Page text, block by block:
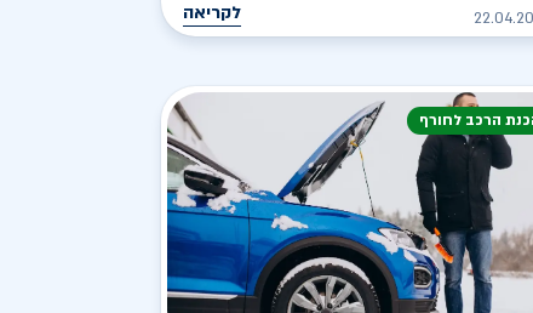
לקריאה
הרכב לחורף